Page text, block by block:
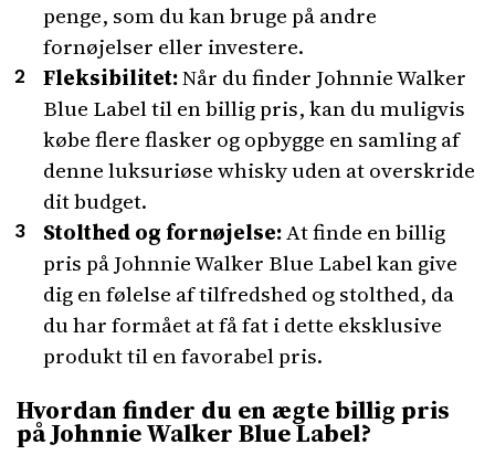
penge, som du kan bruge på andre
fornøjelser eller investere.
Fleksibilitet:Når du finder Johnnie Walker
Blue Label til en billig pris, kan du muligvis
købe flere flasker og opbygge en samling af
denne luksuriøse whisky uden at overskride
dit budget.
Stolthed og fornøjelse:At finde en billig
pris på Johnnie Walker Blue Label kan give
dig en følelse af tilfredshed og stolthed, da
du har formået at få fat i dette eksklusive
produkt til en favorabel pris.
Hvordan finder du en ægte billig pris
på Johnnie Walker Blue Label?